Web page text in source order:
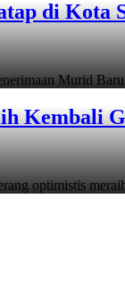
di
Murid
Kembali
optimistis